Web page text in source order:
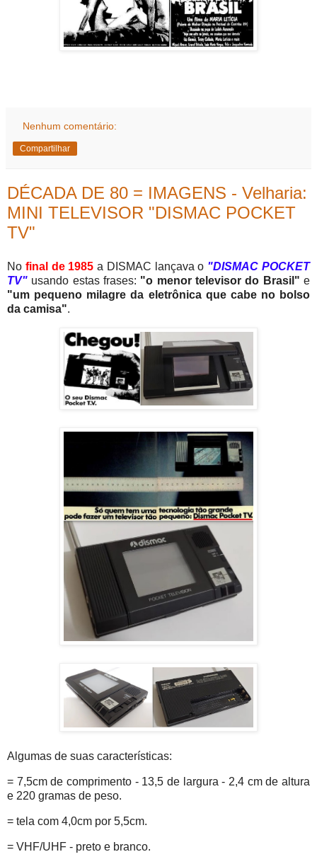
Nenhum comentário:
Compartilhar
DÉCADA DE 80 = IMAGENS - Velharia:
MINI TELEVISOR "DISMAC POCKET
TV"
No final de 1985 a DISMAC lançava o "DISMAC POCKET
TV" usando estas frases: "o menor televisor do Brasil"e
"um pequeno milagre da eletrônica que cabe no bolso
da camisa".
Algumas de suas características:
= 7,5cm de comprimento - 13,5 de largura - 2,4 cm de altura
e 220 gramas de peso.
= tela com 4,0cm por 5,5cm.
= VHF/UHF - preto e branco.